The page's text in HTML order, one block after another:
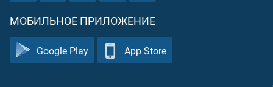
МОБИЛЬНОЕ ПРИЛОЖЕНИЕ
Google Play App Store